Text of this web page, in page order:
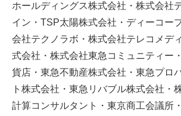
ホールディングス株式会社・株式会社
イン・TSP太陽株式会社・ディーコー
会社テクノラボ・株式会社テレコメデ
式会社・株式会社東急コミュニティー
貨店・東急不動産株式会社・東急プロ
ト株式会社・東急リバブル株式会社・
計算コンサルタント・東京商⼯会議所